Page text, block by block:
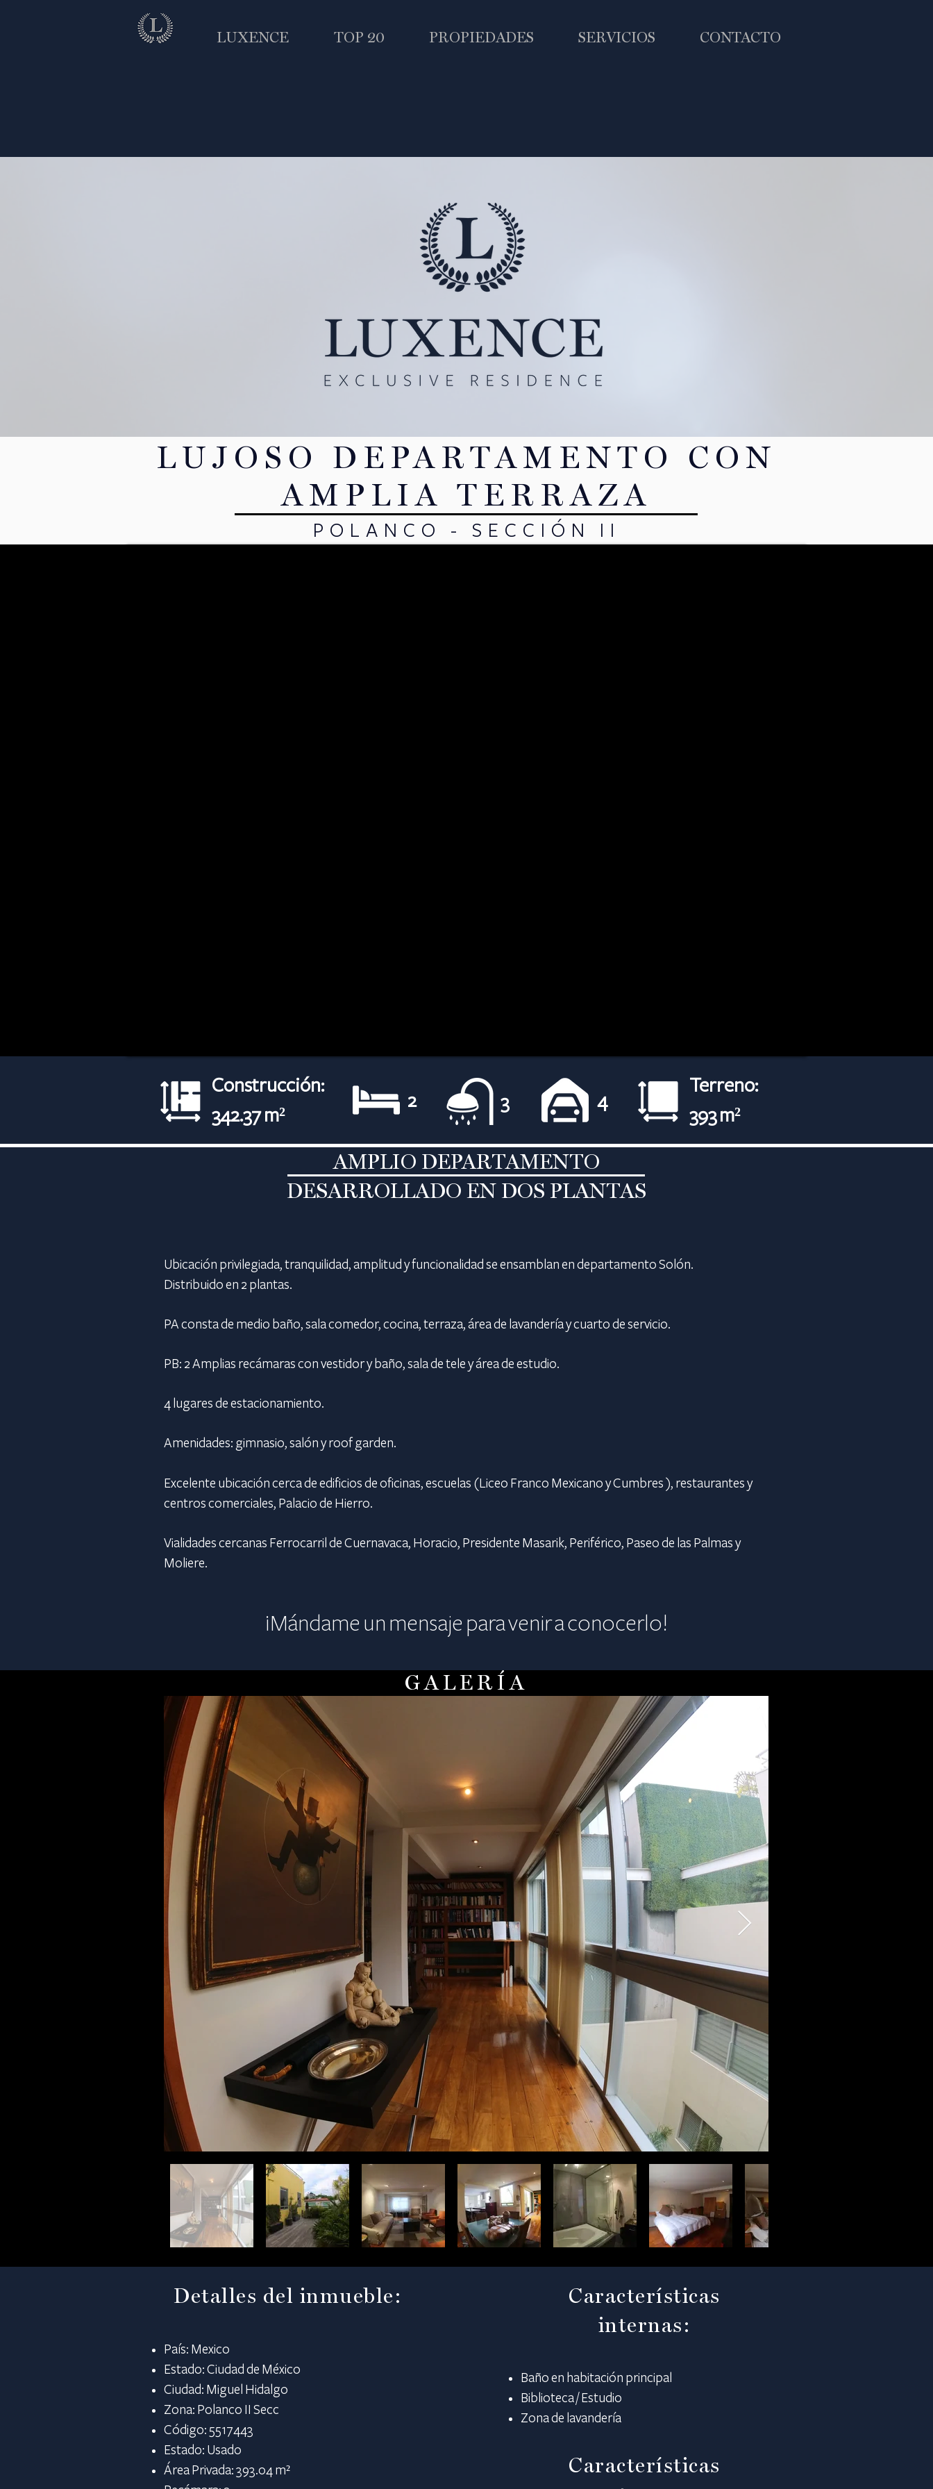
LUXENCE TOP 20 PROPIEDADES SERVICIOS CONTACTO
LUJOSO DEPARTAMENTO CON
AMPLIA TERRAZA
POLANCO - SECCIÓN II
Construcción:
342.37 m²
2 3 4
Terreno:
393 m²
AMPLIO DEPARTAMENTO
DESARROLLADO EN DOS PLANTAS
Ubicación privilegiada, tranquilidad, amplitud y funcionalidad se ensamblan en departamento Solón.
Distribuido en 2 plantas.
PA consta de medio baño, sala comedor, cocina, terraza, área de lavandería y cuarto de servicio.
PB: 2 Amplias recámaras con vestidor y baño, sala de tele y área de estudio.
4 lugares de estacionamiento.
Amenidades: gimnasio, salón y roof garden.
Excelente ubicación cerca de edificios de oficinas, escuelas (Liceo Franco Mexicano y Cumbres ), restaurantes y
centros comerciales, Palacio de Hierro.
Vialidades cercanas Ferrocarril de Cuernavaca, Horacio, Presidente Masarik, Periférico, Paseo de las Palmas y
Moliere.
¡Mándame un mensaje para venir a conocerlo!
GALERÍA
Detalles del inmueble:
País: Mexico
Estado: Ciudad de México
Ciudad: Miguel Hidalgo
Zona: Polanco II Secc
Código: 5517443
Estado: Usado
Área Privada: 393.04 m²
Características
internas:
Baño en habitación principal
Biblioteca / Estudio
Zona de lavandería
Características